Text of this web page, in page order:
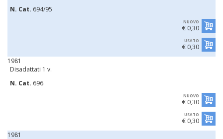
N. Cat. 694/95
NUOVO
€ 0,30
USATO
€ 0,30
1981
Disadattati 1 v.
N. Cat. 696
NUOVO
€ 0,30
USATO
€ 0,30
1981